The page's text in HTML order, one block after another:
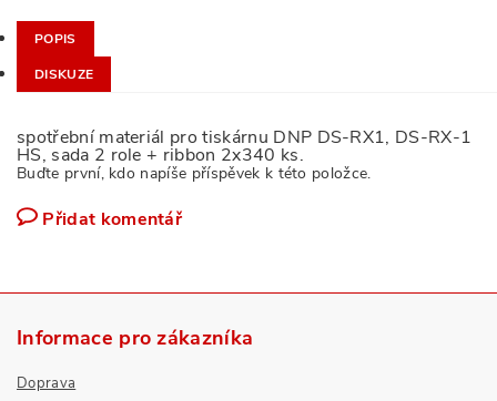
POPIS
DISKUZE
spotřební materiál pro tiskárnu DNP DS-RX1, DS-RX-1
HS, sada 2 role + ribbon 2x340 ks.
Buďte první, kdo napíše příspěvek k této položce.
Přidat komentář
Informace pro zákazníka
Doprava